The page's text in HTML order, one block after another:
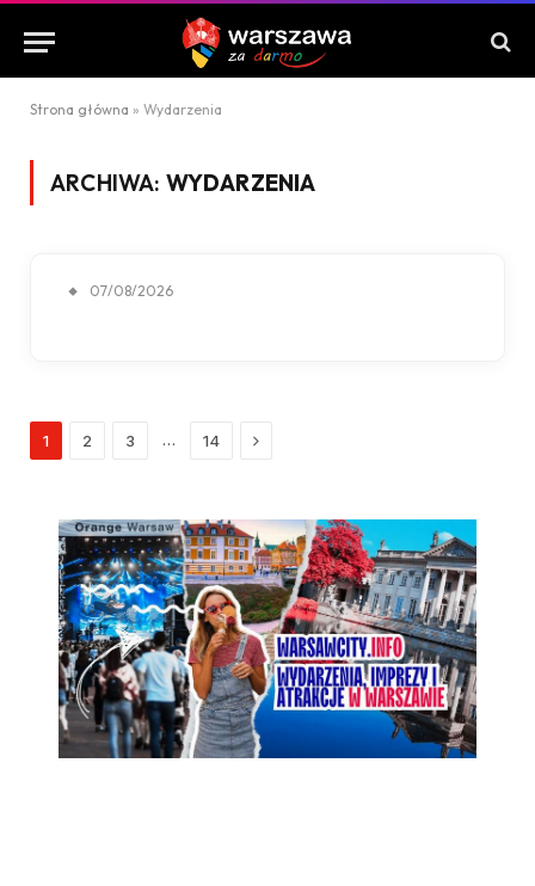
Strona główna » Wydarzenia
ARCHIWA: WYDARZENIA
07/08/2026
1 2 3 … 14 Next